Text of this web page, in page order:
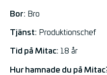
Bor: Bro
Tjänst: Produktionschef
Tid på Mitac: 18 år
Hur hamnade du på